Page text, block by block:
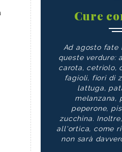
Cure
Ad agosto fate
queste verdure:
carota, cetriolo,
fagioli, fiori di
lattuga,
melanzana,
peperone,
zucchina.
all'ortica, come
non sarà